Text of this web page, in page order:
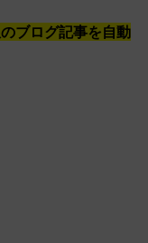
ブログ記事を自動